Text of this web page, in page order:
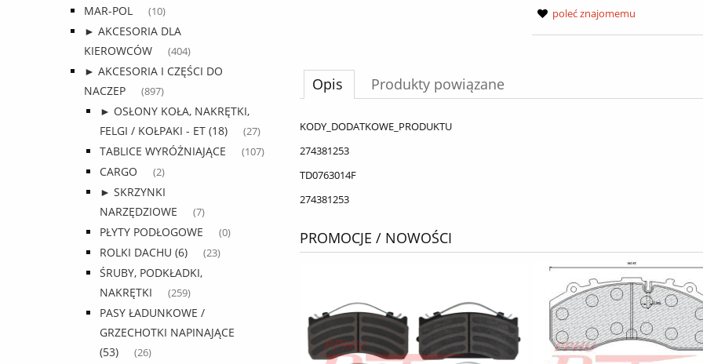
MAR-POL (10)
► AKCESORIA DLA
KIEROWCÓW
(404)
► AKCESORIA I CZĘŚCI DO
NACZEP
(897)
► OSŁONY KOŁA, NAKRĘTKI,
FELGI / KOŁPAKI - ET (18)
(27)
TABLICE WYRÓŻNIAJĄCE (107)
CARGO (2)
► SKRZYNKI
NARZĘDZIOWE
(7)
PŁYTY PODŁOGOWE (0)
ROLKI DACHU (6) (23)
ŚRUBY, PODKŁADKI,
NAKRĘTKI
(259)
PASY ŁADUNKOWE /
GRZECHOTKI NAPINAJĄCE
(53)
(26)
poleć znajomemu
Opis Produkty powiązane
KODY_DODATKOWE_PRODUKTU
274381253
TD0763014F
274381253
PROMOCJE / NOWOŚCI